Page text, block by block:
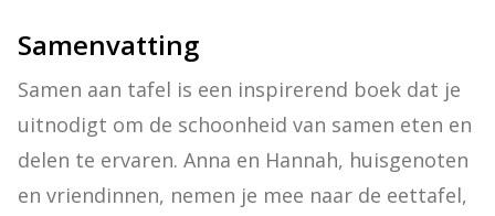
Samenvatting
Samen aan tafel is een inspirerend boek dat je
uitnodigt om de schoonheid van samen eten en
delen te ervaren. Anna en Hannah, huisgenoten
en vriendinnen, nemen je mee naar de eettafel,